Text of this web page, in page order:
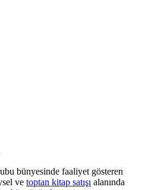
bünyesinde faaliyet gösteren
ve toptan kitap satışı alanında